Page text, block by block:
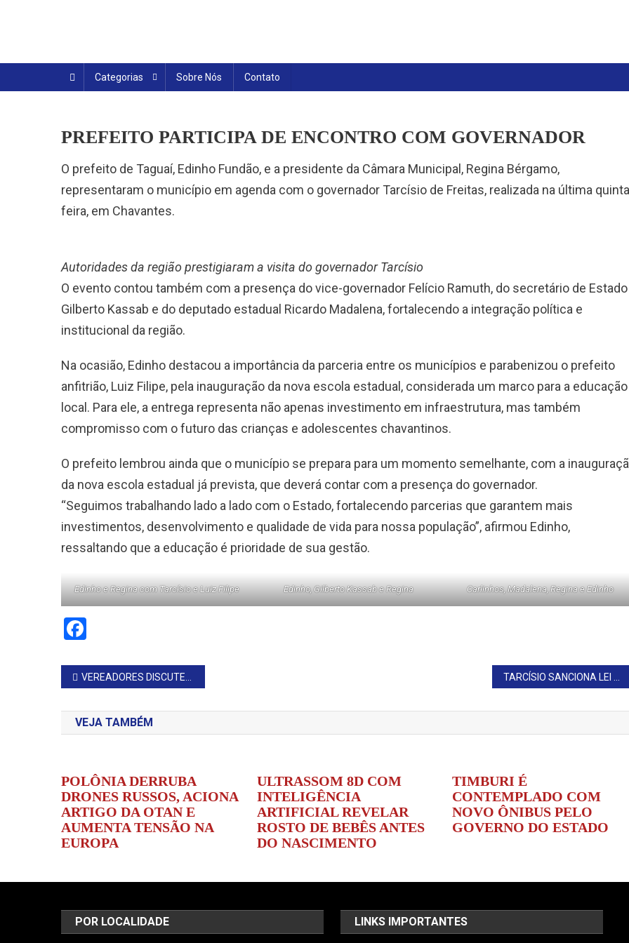
Categorias Sobre Nós Contato
PREFEITO PARTICIPA DE ENCONTRO COM GOVERNADOR
O prefeito de Taguaí, Edinho Fundão, e a presidente da Câmara Municipal, Regina Bérgamo,
representaram o município em agenda com o governador Tarcísio de Freitas, realizada na última
feira, em Chavantes.
Autoridades da região prestigiaram a visita do governador Tarcísio
O evento contou também com a presença do vice-governador Felício Ramuth, do secretário de Estado
Gilberto Kassab e do deputado estadual Ricardo Madalena, fortalecendo a integração política e
institucional da região.
Na ocasião, Edinho destacou a importância da parceria entre os municípios e parabenizou o prefeito
anfitrião, Luiz Filipe, pela inauguração da nova escola estadual, considerada um marco para a educação
local. Para ele, a entrega representa não apenas investimento em infraestrutura, mas também
compromisso com o futuro das crianças e adolescentes chavantinos.
O prefeito lembrou ainda que o município se prepara para um momento semelhante, com a
da nova escola estadual já prevista, que deverá contar com a presença do governador.
“Seguimos trabalhando lado a lado com o Estado, fortalecendo parcerias que garantem mais
investimentos, desenvolvimento e qualidade de vida para nossa população”, afirmou Edinho,
ressaltando que a educação é prioridade de sua gestão.
Edinho e Regina com Tarcísio e Luiz Filipe Edinho, Gilberto Kassab e Regina Carlinhos, Madalena, Regina e Edinho
Navegação
de
Post
VEREADORES DISCUTEM E APROVAM PROJETOS EM SESSÃO LEGISLATIVA
VEJA TAMBÉM
POLÔNIA DERRUBA
DRONES RUSSOS, ACIONA
ARTIGO DA OTAN E
AUMENTA TENSÃO NA
EUROPA
ULTRASSOM 8D COM
INTELIGÊNCIA
ARTIFICIAL REVELAR
ROSTO DE BEBÊS ANTES
DO NASCIMENTO
TIMBURI É
CONTEMPLADO COM
NOVO ÔNIBUS PELO
GOVERNO DO ESTADO
POR LOCALIDADE LINKS IMPORTANTES